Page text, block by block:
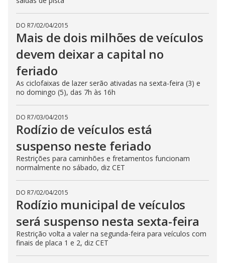
DO R7/02/04/2015
Mais de dois milhões de veículos
devem deixar a capital no
feriado
As ciclofaixas de lazer serão ativadas na sexta-feira (3) e
no domingo (5), das 7h às 16h
DO R7/03/04/2015
Rodízio de veículos está
suspenso neste feriado
Restrições para caminhões e fretamentos funcionam
normalmente no sábado, diz CET
DO R7/02/04/2015
Rodízio municipal de veículos
será suspenso nesta sexta-feira
Restrição volta a valer na segunda-feira para veículos com
finais de placa 1 e 2, diz CET